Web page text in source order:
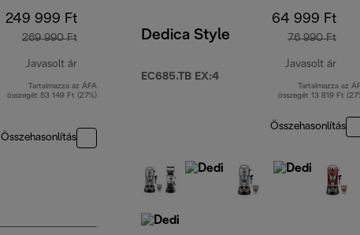
249 999 Ft
269 990 Ft
Javasolt ár
eredeti ár 269 990 Ft
Tartalmazza az ÁFA
összegét 53 149 Ft (27%)
Összehasonlítás
Dedica Style
EC685.TB EX:4
64 999 Ft
76 990 Ft
Javasolt ár
Tartalmazza az
összegét 13 819 Ft
Összehasonlítás